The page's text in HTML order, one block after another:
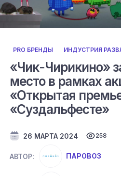
PRO БРЕНДЫ ИНДУСТРИЯ
«Чик-Чирикино»
место в рамках
«Открытая
«Суздальфесте»
26 МАРТА 2024 258
АВТОР: ПАРОВОЗ